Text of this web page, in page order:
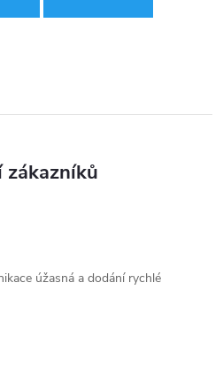
zákazníků
úžasná a dodání rychlé